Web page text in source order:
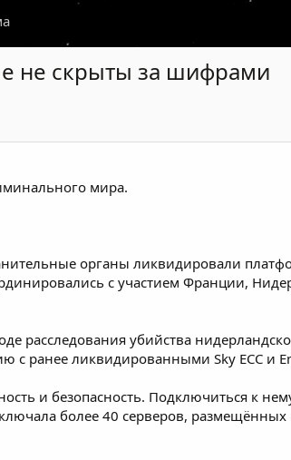
не скрыты за шифрами
мира.
органы ликвидировали
с участием Франции,
расследования убийства
с ранее ликвидированными Sky ECC и
и безопасность. Подключиться к
более 40 серверов,